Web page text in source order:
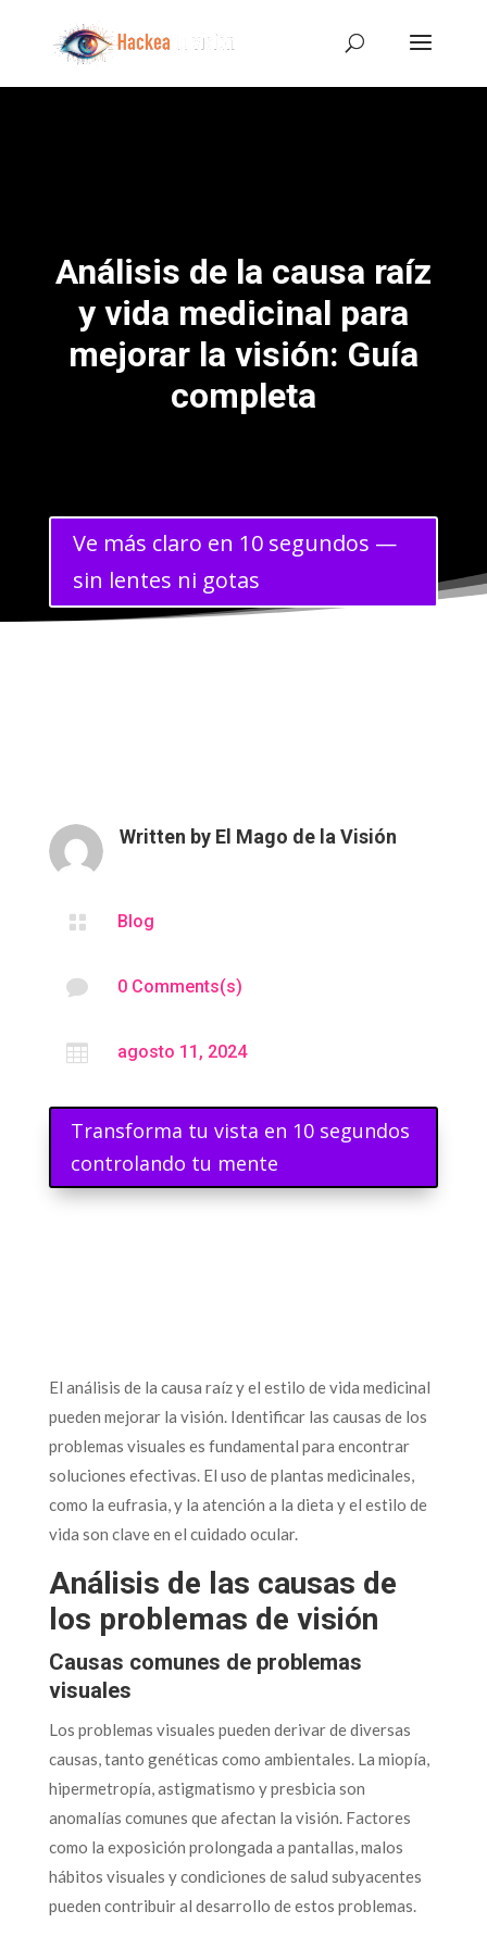
Análisis de la causa raíz
y vida medicinal para
mejorar la visión: Guía
completa
Ve más claro en 10 segundos —
sin lentes ni gotas
Written by El Mago de la Visión
 Blog
 0 Comments(s)
 agosto 11, 2024
Transforma tu vista en 10 segundos
controlando tu mente
El análisis de la causa raíz y el estilo de vida medicinal
pueden mejorar la visión. Identificar las causas de los
problemas visuales es fundamental para encontrar
soluciones efectivas. El uso de plantas medicinales,
como la eufrasia, y la atención a la dieta y el estilo de
vida son clave en el cuidado ocular.
Análisis de las causas de
los problemas de visión
Causas comunes de problemas
visuales
Los problemas visuales pueden derivar de diversas
causas, tanto genéticas como ambientales. La miopía,
hipermetropía, astigmatismo y presbicia son
anomalías comunes que afectan la visión. Factores
como la exposición prolongada a pantallas, malos
hábitos visuales y condiciones de salud subyacentes
pueden contribuir al desarrollo de estos problemas.